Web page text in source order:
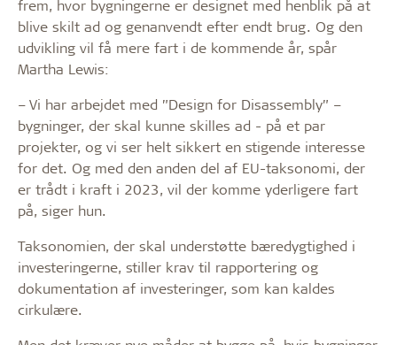
frem, hvor bygningerne er designet med henblik på at
blive skilt ad og genanvendt efter endt brug. Og den
udvikling vil få mere fart i de kommende år, spår
Martha Lewis:
– Vi har arbejdet med ”Design for Disassembly” –
bygninger, der skal kunne skilles ad - på et par
projekter, og vi ser helt sikkert en stigende interesse
for det. Og med den anden del af EU-taksonomi, der
er trådt i kraft i 2023, vil der komme yderligere fart
på, siger hun.
Taksonomien, der skal understøtte bæredygtighed i
investeringerne, stiller krav til rapportering og
dokumentation af investeringer, som kan kaldes
cirkulære.